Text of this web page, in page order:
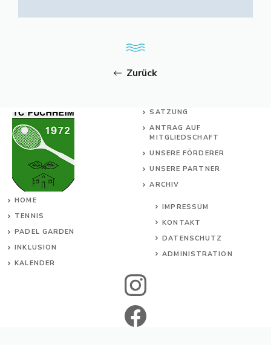
Zurück
SATZUNG
ANTRAG AUF
MITGLIEDSCHAFT
UNSERE FÖRDERER
UNSERE PARTNER
ARCHIV
HOME
TENNIS
PADEL GARDEN
INKLUSION
KALENDER
IMPRESSUM
KONTAKT
DATENSCHUTZ
ADMINISTRATION